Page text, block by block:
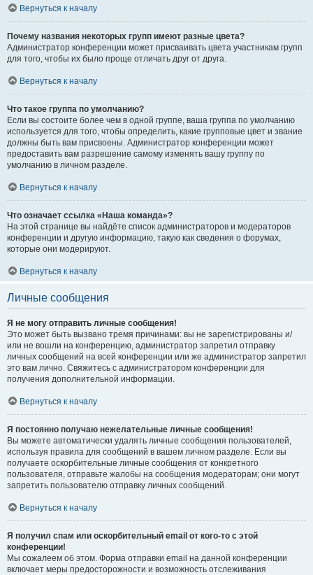
Вернуться к началу
Почему названия некоторых групп имеют разные цвета?
Администратор конференции может присваивать цвета участникам групп
для того, чтобы их было проще отличать друг от друга.
Вернуться к началу
Что такое группа по умолчанию?
Если вы состоите более чем в одной группе, ваша группа по умолчанию
используется для того, чтобы определить, какие групповые цвет и звание
должны быть вам присвоены. Администратор конференции может
предоставить вам разрешение самому изменять вашу группу по
умолчанию в личном разделе.
Вернуться к началу
Что означает ссылка «Наша команда»?
На этой странице вы найдёте список администраторов и модераторов
конференции и другую информацию, такую как сведения о форумах,
которые они модерируют.
Вернуться к началу
Личные сообщения
Я не могу отправить личные сообщения!
Это может быть вызвано тремя причинами: вы не зарегистрированы и/
или не вошли на конференцию, администратор запретил отправку
личных сообщений на всей конференции или же администратор запретил
это вам лично. Свяжитесь с администратором конференции для
получения дополнительной информации.
Вернуться к началу
Я постоянно получаю нежелательные личные сообщения!
Вы можете автоматически удалять личные сообщения пользователей,
используя правила для сообщений в вашем личном разделе. Если вы
получаете оскорбительные личные сообщения от конкретного
пользователя, отправьте жалобы на сообщения модераторам; они могут
запретить пользователю отправку личных сообщений.
Вернуться к началу
Я получил спам или оскорбительный email от кого-то с этой
конференции!
Мы сожалеем об этом. Форма отправки email на данной конференции
включает меры предосторожности и возможность отслеживания